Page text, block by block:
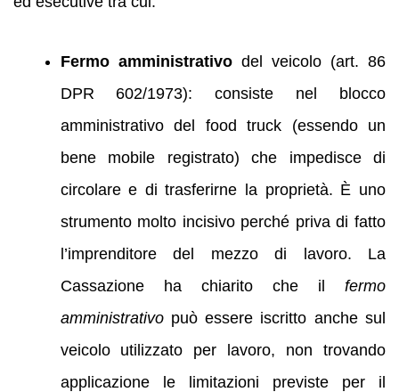
Fermo amministrativodel veicolo (art. 86
DPR 602/1973): consiste nel blocco
amministrativo del food truck (essendo un
bene mobile registrato) che impedisce di
circolare e di trasferirne la proprietà. È uno
strumento molto incisivo perché priva di fatto
l’imprenditore del mezzo di lavoro. La
Cassazione ha chiarito che il fermo
amministrativopuò essere iscritto anche sul
veicolo utilizzato per lavoro, non trovando
applicazione le limitazioni previste per il